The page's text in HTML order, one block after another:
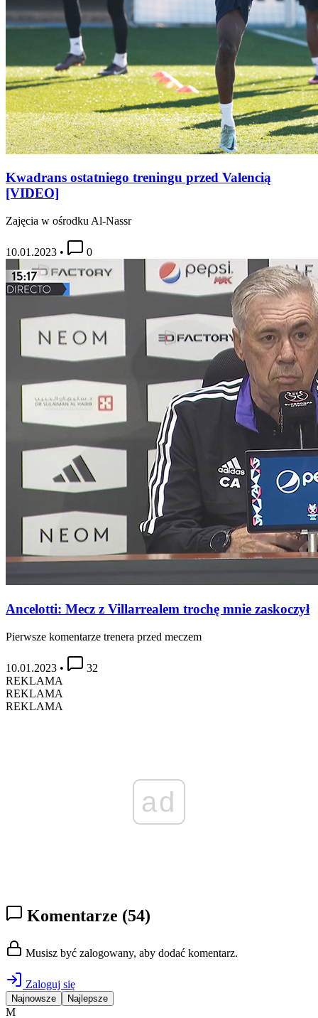
Kwadrans ostatniego treningu przed Valencią
[VIDEO]
Zajęcia w ośrodku Al-Nassr
10.01.2023 • 0
Ancelotti: Mecz z Villarrealem trochę mnie zaskoczył
Pierwsze komentarze trenera przed meczem
10.01.2023 •
32
REKLAMA
REKLAMA
REKLAMA
ad
Komentarze (54)
Musisz być zalogowany, aby dodać komentarz.
Zaloguj się
Najnowsze Najlepsze
M